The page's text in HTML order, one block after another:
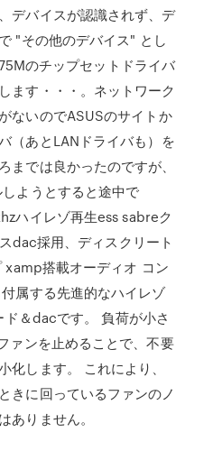
デバイスが認識されず、デ
"その他のデバイス" とし
のチップセットドライバ
ます・・・。ネットワーク
ないのでASUSのサイトか
（あとLANドライバも）を
までは良かったのですが、
ようとすると途中で
ハイレゾ再生ess sabreク
dac採用、ディスクリート
xamp搭載オーディオ コン
属する先進的なハイレゾ
＆dacです。 負荷が小さ
ンを止めることで、不要
化します。 これにより、
きに回っているファンのノ
ありません。